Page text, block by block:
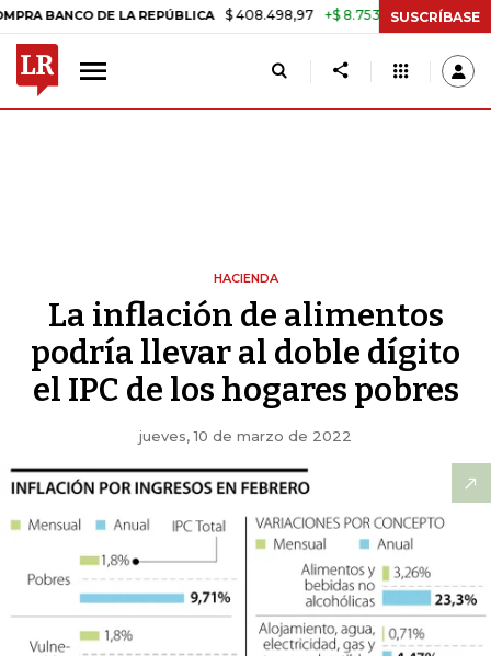
DE LA REPÚBLICA $ 408.498,97 +$ 8.753,81 +2,19% TASA DE
SUSCRÍBASE
HACIENDA
La inflación de alimentos
podría llevar al doble dígito
el IPC de los hogares pobres
jueves, 10 de marzo de 2022